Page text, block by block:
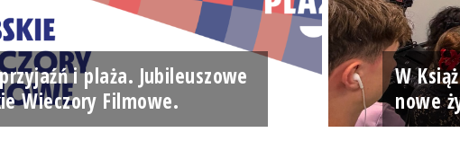
i plaża. Jubileuszowe
Wieczory Filmowe.
W
nowe